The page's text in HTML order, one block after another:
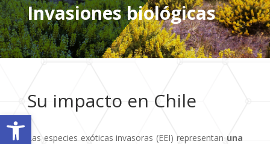
Abrir barra de herramientas
Invasiones biológicas
Su impacto en Chile
Las especies exóticas invasoras (EEI) representan una